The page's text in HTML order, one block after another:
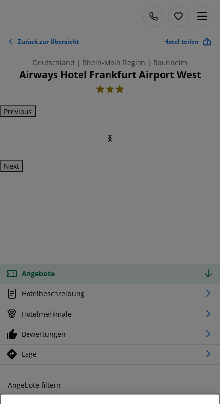
Zurück zur Übersicht Hotel teilen
Deutschland | Rhein-Main Region | Raunheim
Airways Hotel Frankfurt Airport West
3
Previous
Next
Angebote
Hotelbeschreibung
Hotelmerkmale
Bewertungen
Lage
Angebote filtern
Ändern Sie Ihre Kriterien nach Ihren Wünschen